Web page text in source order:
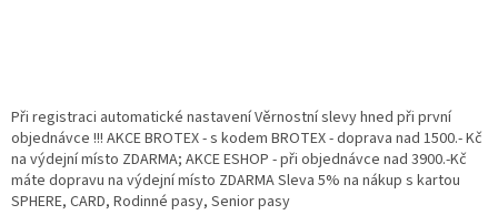
Při registraci automatické nastavení Věrnostní slevy hned při první
objednávce !!! AKCE BROTEX - s kodem BROTEX - doprava nad 1500.- Kč
na výdejní místo ZDARMA; AKCE ESHOP - při objednávce nad 3900.-Kč
máte dopravu na výdejní místo ZDARMA Sleva 5% na nákup s kartou
SPHERE, CARD, Rodinné pasy, Senior pasy